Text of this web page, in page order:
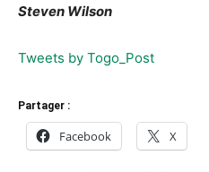
Steven Wilson
Tweets by Togo_Post
Partager :
Facebook X